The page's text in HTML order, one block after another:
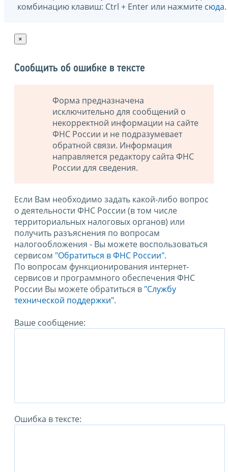
комбинацию клавиш: Ctrl + Enter или нажмите сюда.
×
Сообщить об ошибке в тексте
Форма предназначена
исключительно для сообщений о
некорректной информации на сайте
ФНС России и не подразумевает
обратной связи. Информация
направляется редактору сайта ФНС
России для сведения.
Если Вам необходимо задать какой-либо вопрос
о деятельности ФНС России (в том числе
территориальных налоговых органов) или
получить разъяснения по вопросам
налогообложения - Вы можете воспользоваться
сервисом "Обратиться в ФНС России".
По вопросам функционирования интернет-
сервисов и программного обеспечения ФНС
России Вы можете обратиться в "Службу
технической поддержки".
Ваше сообщение:
Ошибка в тексте: